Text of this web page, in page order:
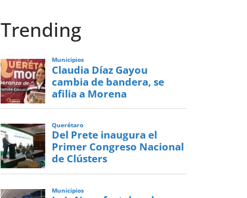
Trending
Municipios
Claudia Díaz Gayou
cambia de bandera, se
afilia a Morena
Querétaro
Del Prete inaugura el
Primer Congreso Nacional
de Clústers
Municipios